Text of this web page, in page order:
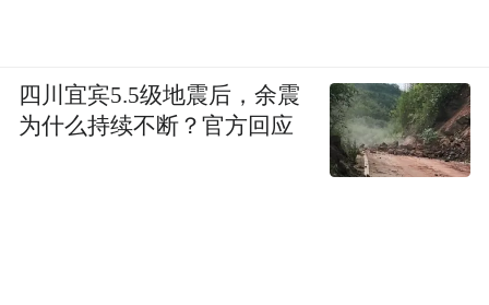
四川宜宾5.5级地震后，余震
为什么持续不断？官方回应